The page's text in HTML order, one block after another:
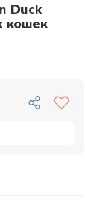
Duck
кошек